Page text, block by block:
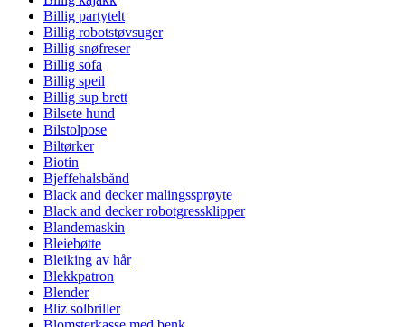
Billig partytelt
Billig robotstøvsuger
Billig snøfreser
Billig sofa
Billig speil
Billig sup brett
Bilsete hund
Bilstolpose
Biltørker
Biotin
Bjeffehalsbånd
Black and decker malingssprøyte
Black and decker robotgressklipper
Blandemaskin
Bleiebøtte
Bleiking av hår
Blekkpatron
Blender
Bliz solbriller